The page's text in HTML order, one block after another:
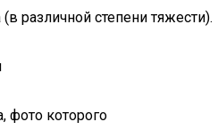
различной степени тяжести).
фото которого